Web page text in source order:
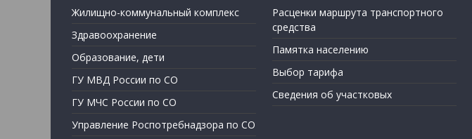
Жилищно-коммунальный комплекс
Здравоохранение
Образование, дети
ГУ МВД России по СО
ГУ МЧС России по СО
Управление Роспотребнадзора по СО
Расценки маршрута транспортного
средства
Памятка населению
Выбор тарифа
Сведения об участковых